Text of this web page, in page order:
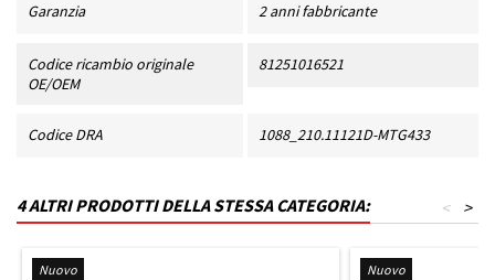
Garanzia 2 anni fabbricante
Codice ricambio originale
OE/OEM
81251016521
Codice DRA 1088_210.11121D-MTG433
4 ALTRI PRODOTTI DELLA STESSA CATEGORIA: >
<
Nuovo Nuovo